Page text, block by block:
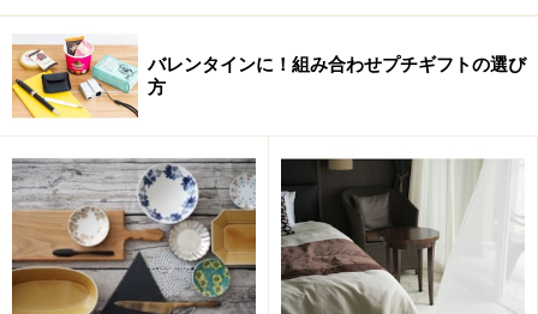
バレンタインに！組み合わせプチギフトの選び
方